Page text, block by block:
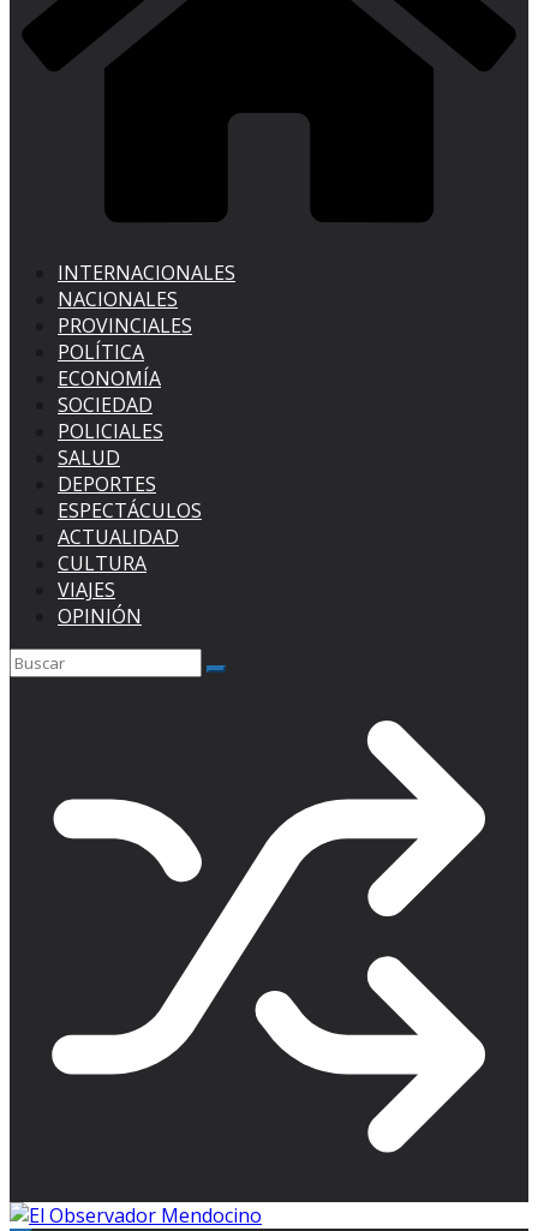
INTERNACIONALES
NACIONALES
PROVINCIALES
POLÍTICA
ECONOMÍA
SOCIEDAD
POLICIALES
SALUD
DEPORTES
ESPECTÁCULOS
ACTUALIDAD
CULTURA
VIAJES
OPINIÓN